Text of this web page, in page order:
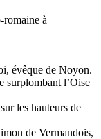
romaine à
évêque de Noyon.
surplombant l’Oise
les hauteurs de
de Vermandois,